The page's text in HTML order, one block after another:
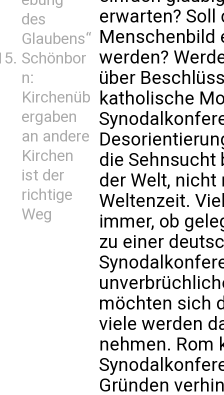
des
Glaubens“
Schönbor
n:
Kirchenüb
ergaben
an andere
Kirchen
ist der
richtige
Weg
erwarten? Soll
Menschenbild
werden?
über
katholische
die
der Welt,
Weltenzeit.
immer, ob
zu einer
möchten sich
viele werden
nehmen. Rom
Gründen